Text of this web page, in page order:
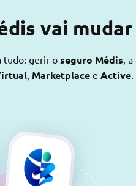
vai mudar
tudo: gerir oseguro Médis,
, Marketplace e Active.